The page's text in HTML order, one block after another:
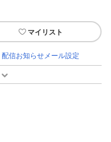
マイリスト
配信お知らせメール設定